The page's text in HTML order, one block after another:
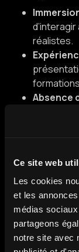
Ce site web
Les cookies
et les
médias
partageons
notre site avec
réalistes.
Absence
lunettes
6. Peut-
extérieur